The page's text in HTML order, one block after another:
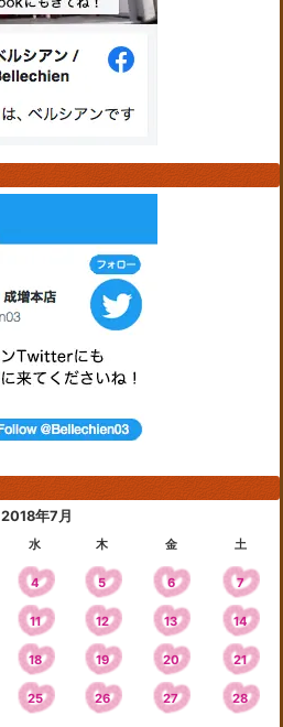
2018年7月
水 木 金 土
4 5 6 7
11 12 13 14
18 19 20 21
25 26 27 28